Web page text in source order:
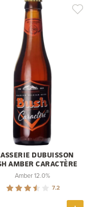
DUBUISSON
AMBER CARACTÈRE
Amber 12.0%
7.2